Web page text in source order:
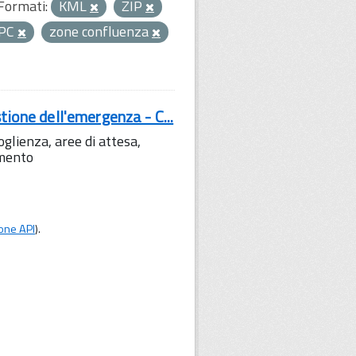
KML
ZIP
zone confluenza
dell'emergenza - C...
aree di attesa,
API).